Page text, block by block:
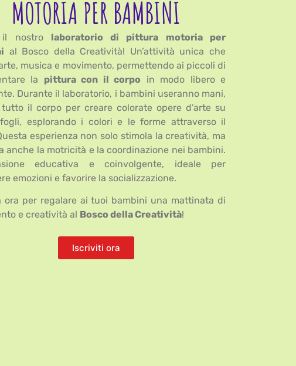
MOTORIA PER BAMBINI
il nostro laboratorio di pittura motoria per
al Bosco della Creatività! Un’attività unica che
musica e movimento, permettendo ai piccoli di
la pittura con il corpo in modo libero e
Durante il laboratorio, i bambini useranno mani,
il corpo per creare colorate opere d’arte su
esplorando i colori e le forme attraverso il
esperienza non solo stimola la creatività, ma
anche la motricità e la coordinazione nei bambini.
educativa e coinvolgente, ideale per
emozioni e favorire la socializzazione.
ora per regalare ai tuoi bambini una mattinata di
e creatività al Bosco della Creatività!
Iscriviti ora